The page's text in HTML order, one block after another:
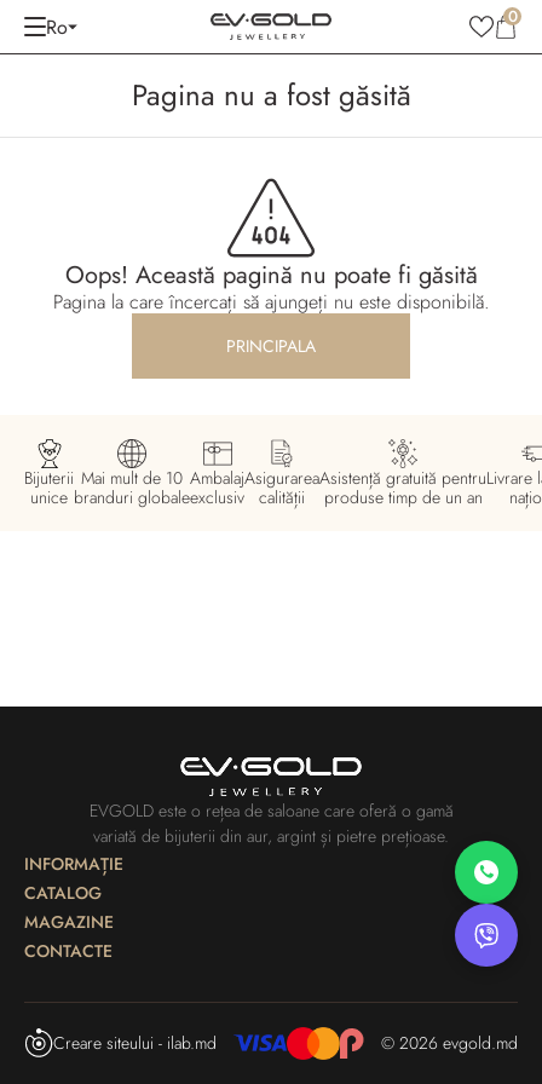
Ro 0
Pagina nu a fost găsită
Oops! Această pagină nu poate fi găsită
Pagina la care încercați să ajungeți nu este disponibilă.
PRINCIPALA
Bijuterii
unice
Mai mult de 10
branduri globale
Ambalaj
exclusiv
Asigurarea
calității
Asistență gratuită pentru
produse timp de un an
Livrare
EVGOLD este o rețea de saloane care oferă o gamă
variată de bijuterii din aur, argint și pietre prețioase.
INFORMAȚIE
CATALOG
MAGAZINE
CONTACTE
Creare siteului - ilab.md © 2026 evgold.md